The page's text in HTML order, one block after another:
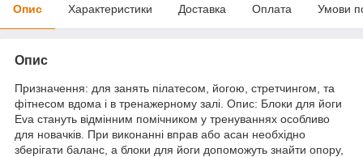
Опис Характеристики Доставка Оплата Умови
Опис
Призначення: для занять пілатесом, йогою, стретчингом, та
фітнесом вдома і в тренажерному залі. Опис: Блоки для йоги
Eva стануть відмінним помічником у тренуваннях особливо
для новачків. При виконанні вправ або асан необхідно
зберігати баланс, а блоки для йоги допоможуть знайти опору,